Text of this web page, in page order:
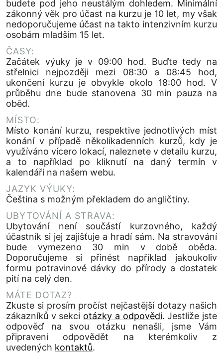
budete pod jeho neustálým dohledem. Minimální
zákonný věk pro účast na kurzu je 10 let, my však
nedoporučujeme účast na takto intenzivním kurzu
osobám mladším 15 let.
ČASY:
Začátek výuky je v 09:00 hod. Buďte tedy na
střelnici nejpozději mezi 08:30 a 08:45 hod,
ukončení kurzu je obvykle okolo 18:00 hod. V
průběhu dne bude stanovena 30 min pauza na
oběd.
MÍSTO:
Místo konání kurzu, respektive jednotlivých míst
konání v případě několikadenních kurzů, kdy je
využíváno vícero lokací, naleznete v detailu kurzu,
a to například po kliknutí na daný termín v
kalendáři na našem webu.
JAZYK VÝUKY:
Čeština s možným překladem do angličtiny.
UBYTOVÁNÍ A STRAVA:
Ubytování není součástí kurzovného, každý
účastník si jej zajišťuje a hradí sám. Na stravování
bude vymezeno 30 min v době oběda.
Doporučujeme si přinést například jakoukoliv
formu potravinové dávky do přírody a dostatek
pití na celý den.
MÁTE DOTAZ?
Zkuste si prosím pročíst nejčastější dotazy našich
zákazníků v sekci otázky a odpovědi. Jestliže jste
odpověď na svou otázku nenašli, jsme Vám
připraveni odpovědět na kterémkoliv z
uvedených kontaktů.